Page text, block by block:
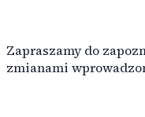
Kanały e-mail
Kanały SMS
Kanały czatu
Zapraszamy do
zmianami